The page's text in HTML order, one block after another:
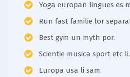
Yoga europan lingues es
Run fast familie lor
Best gym un myth por.
Scientie musica sport etc li.
Europa usa li sam.